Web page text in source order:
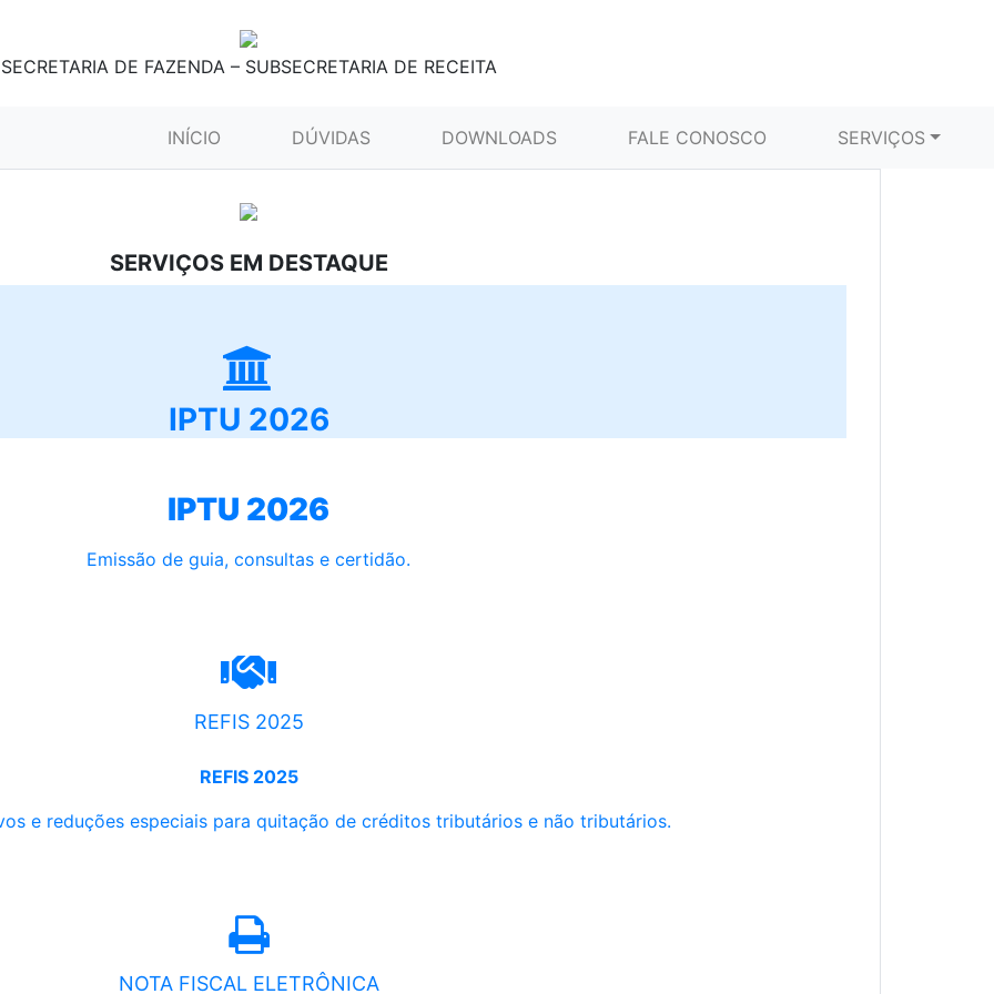
SECRETARIA DE FAZENDA – SUBSECRETARIA DE RECEITA
INÍCIO (CURRENT)DÚVIDAS DOWNLOADS FALE CONOSCO SERVIÇOS
SERVIÇOS EM DESTAQUE
IPTU 2026
IPTU 2026
Emissão de guia, consultas e certidão.
REFIS 2025
REFIS 2025
e reduções especiais para quitação de créditos tributários e não tributários.
NOTA FISCAL ELETRÔNICA